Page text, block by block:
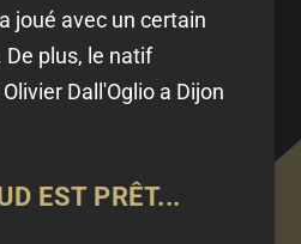
joué avec un certain
De plus, le natif
Dall'Oglio a Dijon
EST PRÊT...